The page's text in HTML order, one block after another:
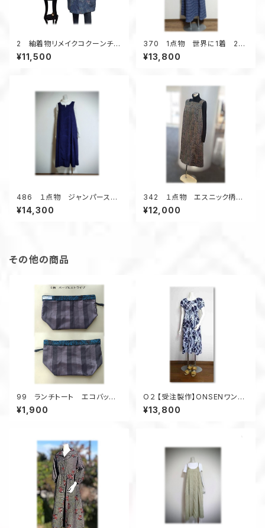
2 紬着物リメイクコクーンチュ
ニック（紺メランジ調／花柄）
¥11,500
370 1点物 世界に1着 2種
類の浴衣地リメイク 着ると可
愛い 幾何学柄 テントライン
¥13,800
486 １点物 ジャンパースカ
ート テントラインワンピース
紬着物リメイク 大きいサイ
¥14,300
342 １点物 エスニック柄
紬 Aラインワンピース ジャン
スカ オールシーズン 着物リ
¥12,000
その他の商品
99 ランチトート エコバッグ
村山大島アップサイクル
サブバッグ お散歩バッグ
¥1,900
O２ 【受注製作】ONSENワンピ
ース 浴衣・着物リメイク 脱
着簡単 ゴム入り リラック
¥13,800